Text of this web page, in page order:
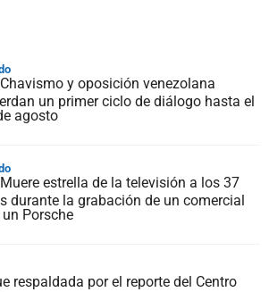
Chavismo y oposición venezolana
un primer ciclo de diálogo hasta el
agosto
Muere estrella de la televisión a los 37
durante la grabación de un comercial
Porsche
respaldada por el reporte del Centro